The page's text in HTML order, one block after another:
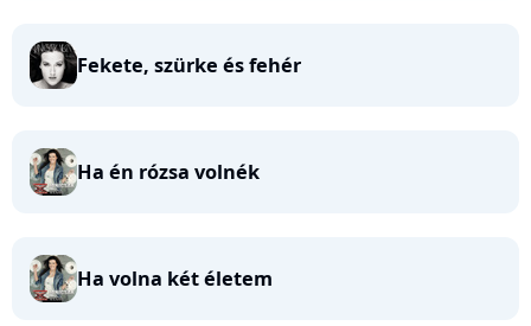
Fekete, szürke és fehér
Ha én rózsa volnék
Ha volna két életem